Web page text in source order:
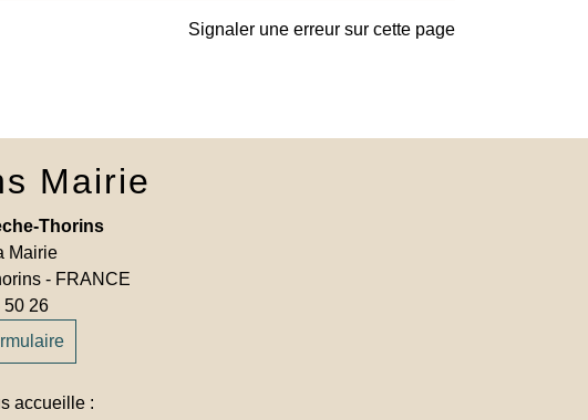
Signaler une erreur sur cette page
Mairie
Thorins
Mairie
- FRANCE
50 26
accueille :